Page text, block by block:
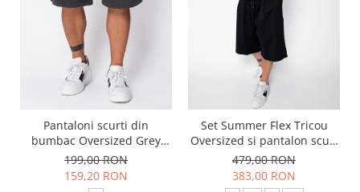
Pantaloni scurti din
bumbac Oversized Grey
Anthracite
199,00 RON
159,20 RON
Set Summer Flex Tricou
Oversized si pantalon scurt
Baggy Black
479,00 RON
383,00 RON